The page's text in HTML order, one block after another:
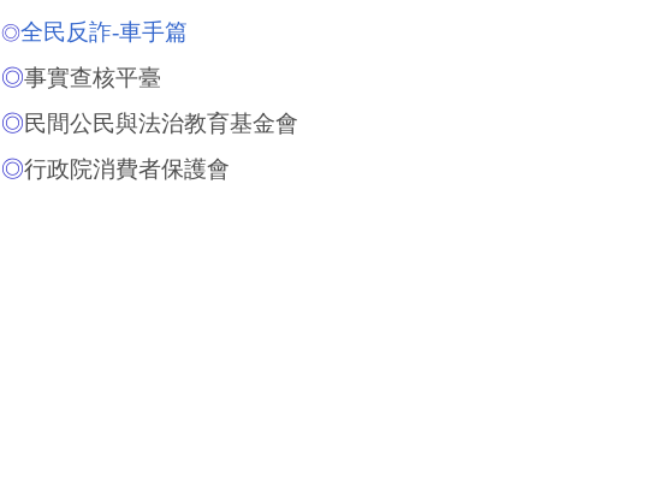
◎全民反詐-車手篇
◎事實查核平臺
◎民間公民與法治教育基金會
◎行政院消費者保護會